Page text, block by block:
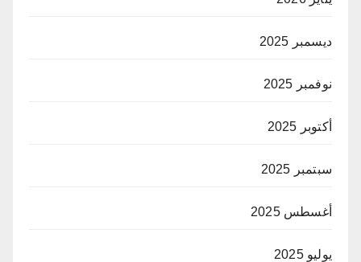
ديسمبر 2025
نوفمبر 2025
أكتوبر 2025
سبتمبر 2025
أغسطس 2025
يوليو 2025